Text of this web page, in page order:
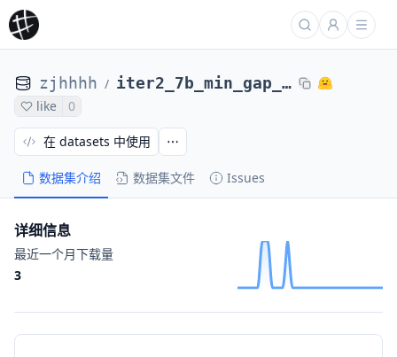
zjhhhh / iter2_7b_min_gap_0.17_scores_base_69
like 0
数据集介绍 数据集文件 Issues
在 datasets 中使用
详细信息
最近一个月下载量
3